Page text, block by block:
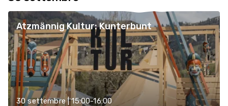
Atzmännig Kultur: Kunterbunt
30 settembre | 15:00-16:00